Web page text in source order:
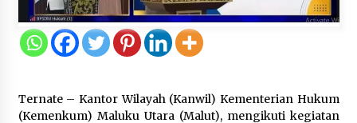
Tagihan Air Tanpa Pemakaian,
Terungkap Ada Transisi Panjang
7 Agustus 2026
Ternate – Kantor Wilayah (Kanwil) Kementerian Hukum
(Kemenkum) Maluku Utara (Malut), mengikuti kegiatan